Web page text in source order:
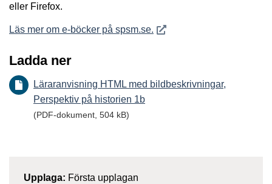
eller Firefox.
Läs mer om e-böcker på spsm.se. Öppnas i nytt fönster
Ladda ner
Läraranvisning HTML med bildbeskrivningar,
Perspektiv på historien 1b
(PDF-dokument, 504 kB)
Upplaga: Första upplagan